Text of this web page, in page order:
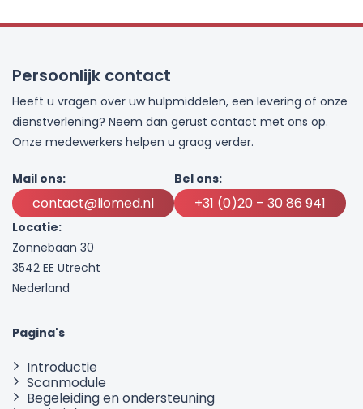
Persoonlijk contact
Heeft u vragen over uw hulpmiddelen, een levering of onze
dienstverlening? Neem dan gerust contact met ons op.
Onze medewerkers helpen u graag verder.
Mail ons:
contact@liomed.nl
Bel ons:
+31 (0)20 – 30 86 941
Locatie:
Zonnebaan 30
3542 EE Utrecht
Nederland
Pagina's
Introductie
Scanmodule
Begeleiding en ondersteuning